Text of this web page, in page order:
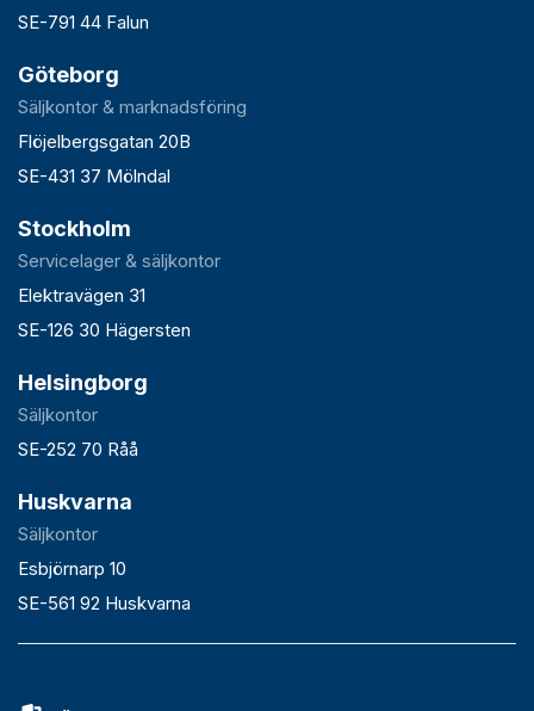
SE-791 44 Falun
Göteborg
Säljkontor & marknadsföring
Flöjelbergsgatan 20B
SE-431 37 Mölndal
Stockholm
Servicelager & säljkontor
Elektravägen 31
SE-126 30 Hägersten
Helsingborg
Säljkontor
SE-252 70 Råå
Huskvarna
Säljkontor
Esbjörnarp 10
SE-561 92 Huskvarna